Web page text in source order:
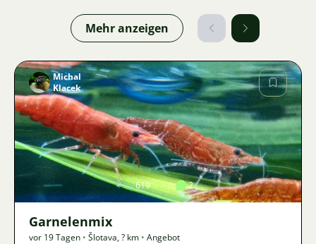
Mehr anzeigen
Bild
Michal
Klacek
619 2
Garnelenmix
vor 19 Tagen • Šlotava,? km • Angebot